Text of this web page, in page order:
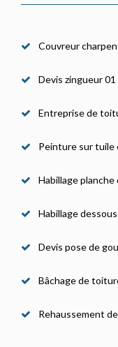
Couvreur
Devis zingueur 01
Entreprise de
Peinture sur tuile
Habillage planche
Habillage
Devis pose de
Bâchage de
Rehaussement